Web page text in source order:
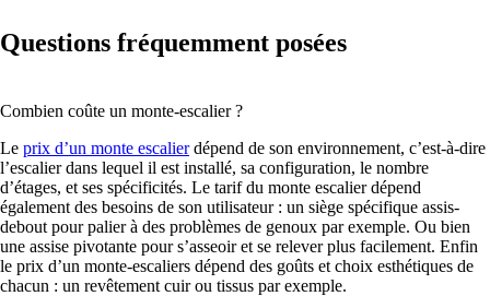
Questions fréquemment posées
Combien coûte un monte-escalier ?
Le prix d’un monte escalierdépend de son environnement, c’est-à-dire
l’escalier dans lequel il est installé, sa configuration, le nombre
d’étages, et ses spécificités. Le tarif du monte escalier dépend
également des besoins de son utilisateur : un siège spécifique assis-
debout pour palier à des problèmes de genoux par exemple. Ou bien
une assise pivotante pour s’asseoir et se relever plus facilement. Enfin
le prix d’un monte-escaliers dépend des goûts et choix esthétiques de
chacun : un revêtement cuir ou tissus par exemple.